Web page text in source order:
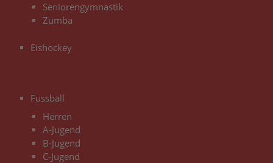
Seniorengymnastik
Zumba
Eishockey
Fussball
Herren
A-Jugend
B-Jugend
C-Jugend